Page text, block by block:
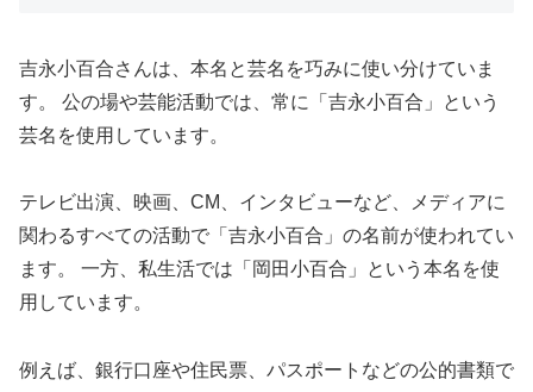
吉永小百合さんは、本名と芸名を巧みに使い分けていま
す。 公の場や芸能活動では、常に「吉永小百合」という
芸名を使用しています。
テレビ出演、映画、CM、インタビューなど、メディアに
関わるすべての活動で「吉永小百合」の名前が使われてい
ます。 一方、私生活では「岡田小百合」という本名を使
用しています。
例えば、銀行口座や住民票、パスポートなどの公的書類で